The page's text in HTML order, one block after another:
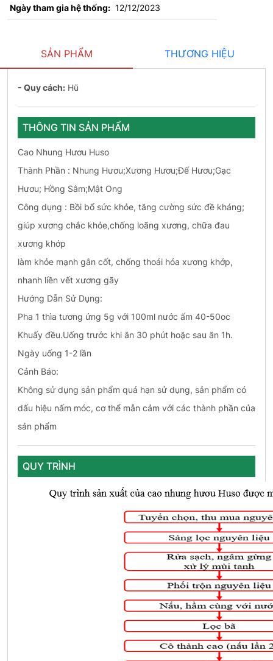
Ngày tham gia hệ thống: 12/12/2023
SẢN PHẨM THƯƠNG HIỆU
- Quy cách: Hũ
THÔNG TIN SẢN PHẨM
Cao Nhung Hươu Huso
Thành Phần : Nhung Hươu;Xương Hươu;Đế Hươu;Gạc
Hươu; Hồng Sâm;Mật Ong
Công dụng : Bồi bổ sức khỏe, tăng cường sức đề kháng;
giúp xương chắc khỏe,chống loãng xương, chữa đau
xương khớp
làm khỏe mạnh gân cốt, chống thoái hóa xương khớp,
nhanh liền vết xương gãy
Hướng Dẫn Sử Dụng:
Pha 1 thìa tương ứng 5g với 100ml nước ấm 40-50oc
Khuấy đều.Uống trước khi ăn 30 phút hoặc sau ăn 1h.
Ngày uống 1-2 lần
Cảnh Báo:
Không sử dụng sản phẩm quá hạn sử dụng, sản phẩm có
dấu hiệu nấm móc, cơ thể mẫn cảm với các thành phần của
sản phẩm
QUY TRÌNH